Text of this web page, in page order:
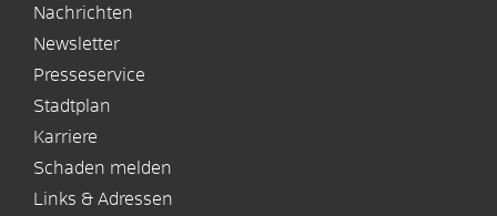
Nachrichten
Newsletter
Presseservice
Stadtplan
Karriere
Schaden melden
Links & Adressen